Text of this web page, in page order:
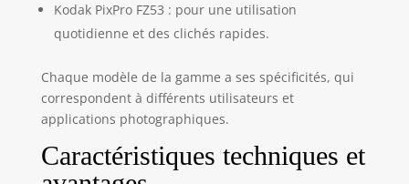
Kodak PixPro FZ53 : pour une utilisation
quotidienne et des clichés rapides.
Chaque modèle de la gamme a ses spécificités, qui
correspondent à différents utilisateurs et
applications photographiques.
Caractéristiques techniques et